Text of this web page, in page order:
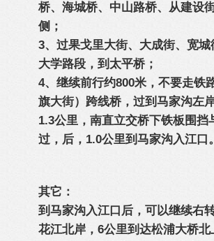
桥、海城桥、中山路桥、从建设
侧；
3、过果戈里大街、大成街、宽
大学路段，到太平桥；
4、继续前行约800米，不要走铁
旗大街）跨线桥，过到马家沟左
1.3公里，南直立交桥下铁板围挡
过，后，1.0公里到马家沟入江口。
其它：
到马家沟入江口后，可以继续右
花江北岸，6公里到达松浦大桥